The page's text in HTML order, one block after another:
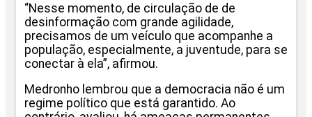
“Nesse momento, de circulação de de
desinformação com grande agilidade,
precisamos de um veículo que acompanhe a
população, especialmente, a juventude, para se
conectar à ela”, afirmou.
Medronho lembrou que a democracia não é um
regime político que está garantido. Ao